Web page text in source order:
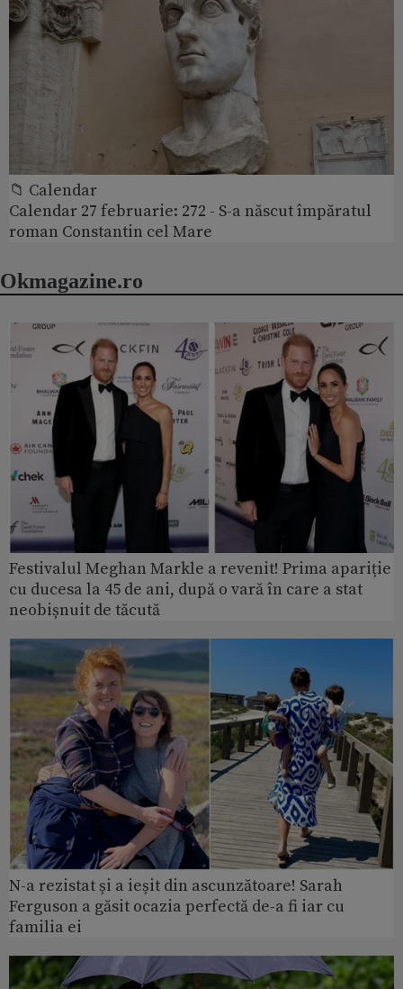
📁 Calendar
Calendar 27 februarie: 272 - S-a născut împăratul
roman Constantin cel Mare
Okmagazine.ro
Festivalul Meghan Markle a revenit! Prima apariție
cu ducesa la 45 de ani, după o vară în care a stat
neobișnuit de tăcută
N-a rezistat și a ieșit din ascunzătoare! Sarah
Ferguson a găsit ocazia perfectă de-a fi iar cu
familia ei